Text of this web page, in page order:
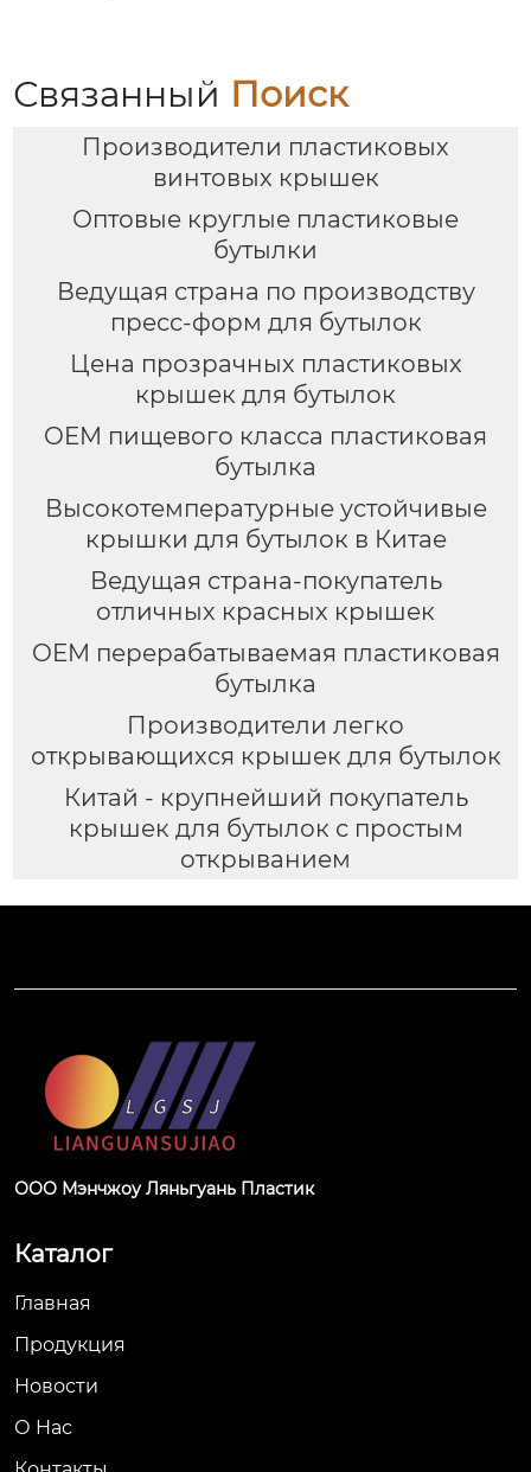
Связанный Поиск
Производители пластиковых
винтовых крышек
Оптовые круглые пластиковые
бутылки
Ведущая страна по производству
пресс-форм для бутылок
Цена прозрачных пластиковых
крышек для бутылок
OEM пищевого класса пластиковая
бутылка
Высокотемпературные устойчивые
крышки для бутылок в Китае
Ведущая страна-покупатель
отличных красных крышек
OEM перерабатываемая пластиковая
бутылка
Производители легко
открывающихся крышек для бутылок
Китай - крупнейший покупатель
крышек для бутылок с простым
открыванием
ООО Мэнчжоу Ляньгуань Пластик
Каталог
Главная
Продукция
Новости
О Hас